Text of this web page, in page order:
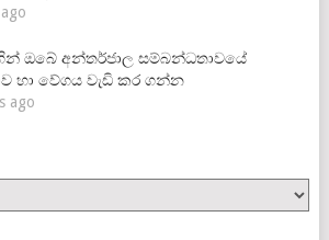
ඔබේ අන්තර්ජාල සම්බන්ධතාවයේ
හා වේගය වැඩි කර ගන්න
ago